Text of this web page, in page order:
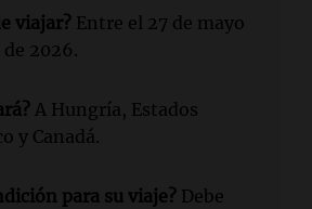
viajar? Entre el 27 de mayo
2026.
A Hungría, Estados
y Canadá.
para su viaje? Debe